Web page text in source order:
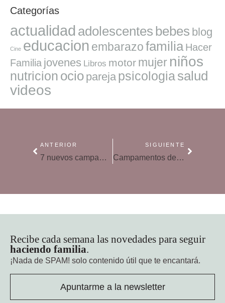
Categorías
actualidad adolescentes bebes blog
Cine educacion embarazofamilia Hacer
Familia jovenes Libros motor mujer niños
nutricion ocio pareja psicologiasalud
videos
ANTERIOR
7 nuevos campamentos de verano para niños y adolescentes: novedades ricas y variadas
SIGUIENTE
Campamentos de verano urbanos: alternativas y beneficios
Recibe cada semana las novedades para seguir
haciendo familia.
¡Nada de SPAM! solo contenido útil que te encantará.
Apuntarme a la newsletter